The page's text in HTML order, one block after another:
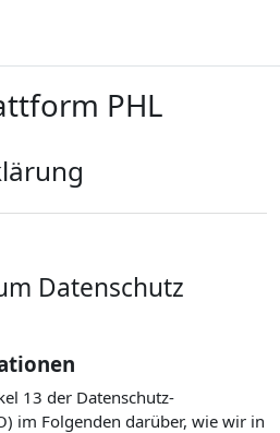
PHL
Datenschutz
13 der Datenschutz-
im Folgenden darüber, wie wir in